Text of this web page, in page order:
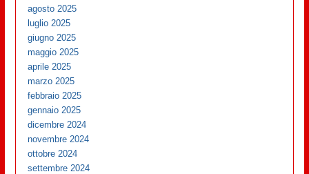
agosto 2025
luglio 2025
giugno 2025
maggio 2025
aprile 2025
marzo 2025
febbraio 2025
gennaio 2025
dicembre 2024
novembre 2024
ottobre 2024
settembre 2024